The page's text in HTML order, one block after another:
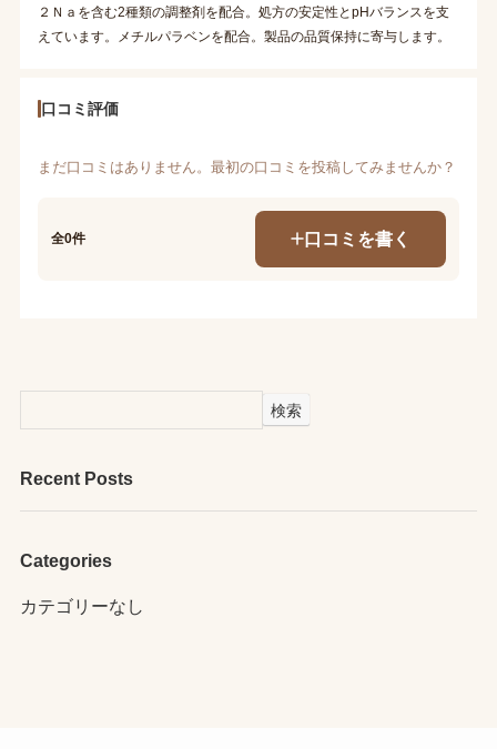
２Ｎａを含む2種類の調整剤を配合。処方の安定性とpHバランスを支
えています。メチルパラベンを配合。製品の品質保持に寄与します。
口コミ評価
まだ口コミはありません。最初の口コミを投稿してみませんか？
全0件 口コミを書く
検索
Recent Posts
Categories
カテゴリーなし